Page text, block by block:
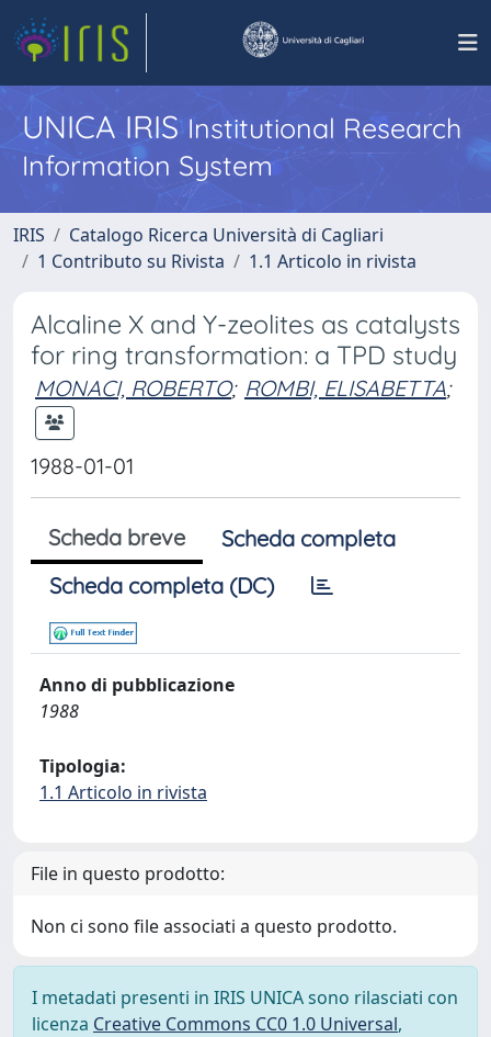
UNICA IRISInstitutional Research
Information System
IRIS
Catalogo Ricerca Università di Cagliari
1 Contributo su Rivista
1.1 Articolo in rivista
Alcaline X and Y-zeolites as catalysts
for ring transformation: a TPD study
MONACI, ROBERTO; ROMBI, ELISABETTA;
1988-01-01
Scheda breve
Scheda completa
Scheda completa (DC)
Anno di pubblicazione
1988
Tipologia:
1.1 Articolo in rivista
File in questo prodotto:
Non ci sono file associati a questo prodotto.
I metadati presenti in IRIS UNICA sono rilasciati con
licenza Creative Commons CC0 1.0 Universal,